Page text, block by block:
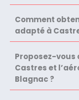
Comment
adapté à
Proposez-vous
Castres et
Blagnac ?